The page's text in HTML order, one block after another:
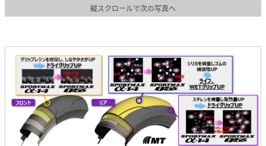
縦スクロールで次の写真へ